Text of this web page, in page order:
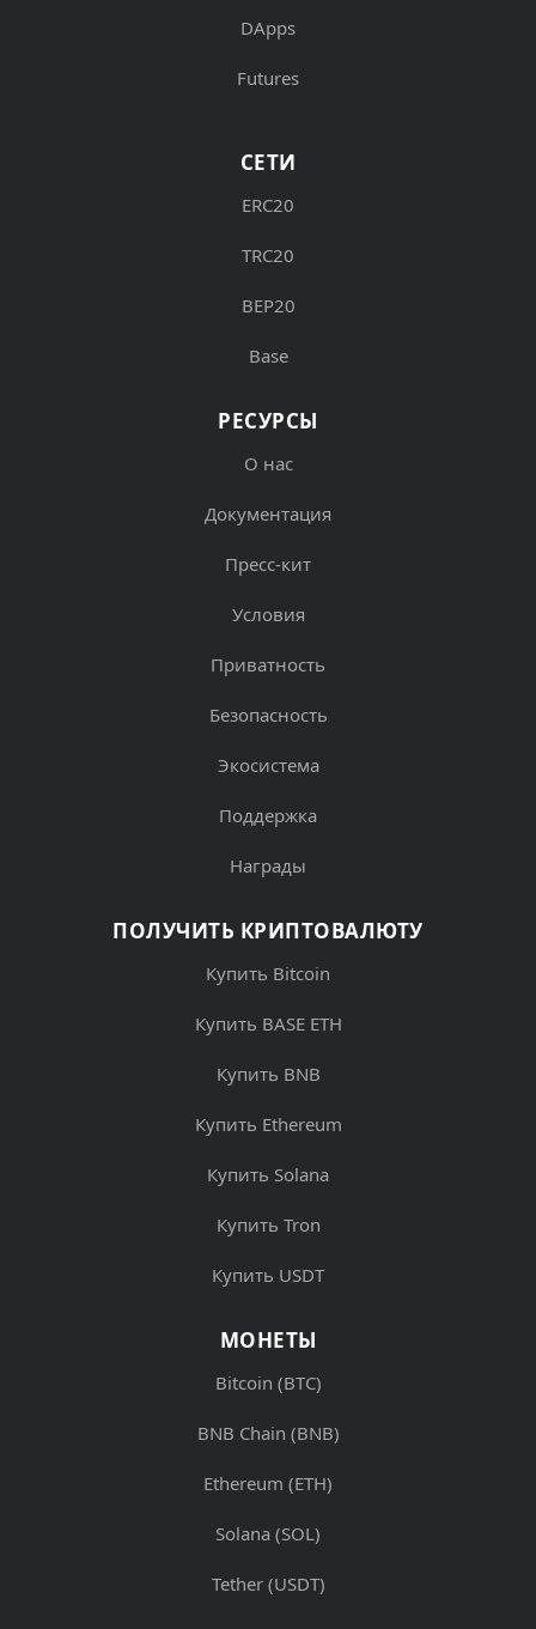
DApps
Futures
СЕТИ
ERC20
TRC20
BEP20
Base
РЕСУРСЫ
О нас
Документация
Пресс-кит
Условия
Приватность
Безопасность
Экосистема
Поддержка
Награды
ПОЛУЧИТЬ КРИПТОВАЛЮТУ
Купить Bitcoin
Купить BASE ETH
Купить BNB
Купить Ethereum
Купить Solana
Купить Tron
Купить USDT
МОНЕТЫ
Bitcoin (BTC)
BNB Chain (BNB)
Ethereum (ETH)
Solana (SOL)
Tether (USDT)